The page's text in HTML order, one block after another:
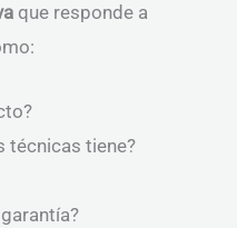
que responde a
técnicas tiene?